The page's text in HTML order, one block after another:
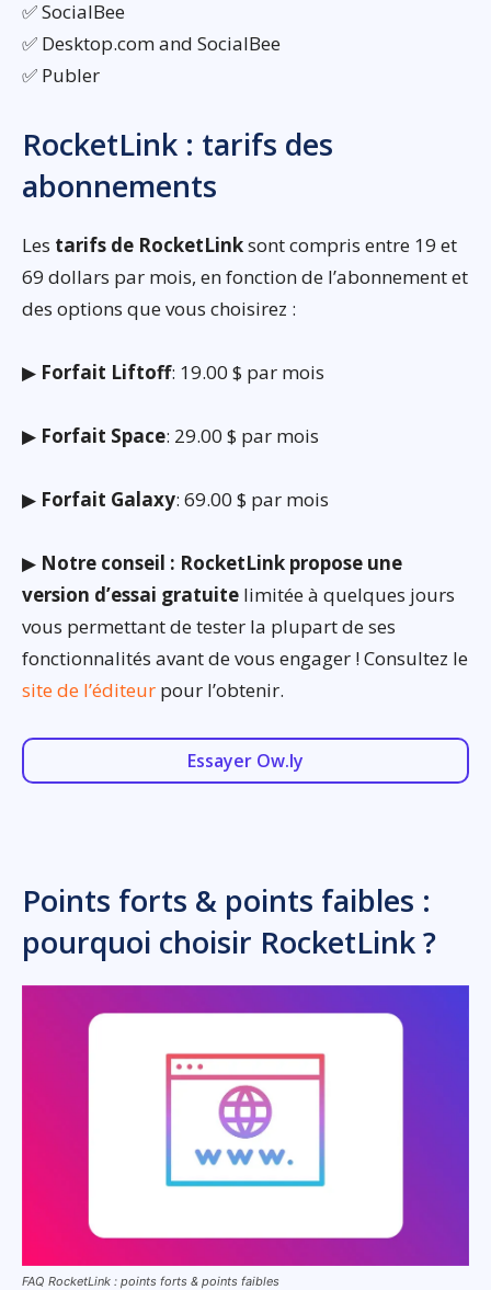
✅ SocialBee
✅ Desktop.com and SocialBee
✅ Publer
RocketLink : tarifs des
abonnements
Les tarifs de RocketLinksont compris entre 19 et
69 dollars par mois, en fonction de l’abonnement et
des options que vous choisirez :
▶ Forfait Liftoff: 19.00 $ par mois
▶ Forfait Space: 29.00 $ par mois
▶ Forfait Galaxy: 69.00 $ par mois
▶ Notre conseil : RocketLink propose une
version d’essai gratuite limitée à quelques jours
vous permettant de tester la plupart de ses
fonctionnalités avant de vous engager ! Consultez le
site de l’éditeur pour l’obtenir.
Essayer Ow.ly
Points forts & points faibles :
pourquoi choisir RocketLink ?
FAQ RocketLink : points forts & points faibles